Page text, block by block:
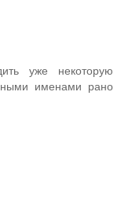
уже некоторую
именами рано